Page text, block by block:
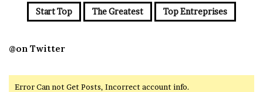
Start Top The Greatest Top Entreprises
@on Twitter
Error Can not Get Posts, Incorrect account info.